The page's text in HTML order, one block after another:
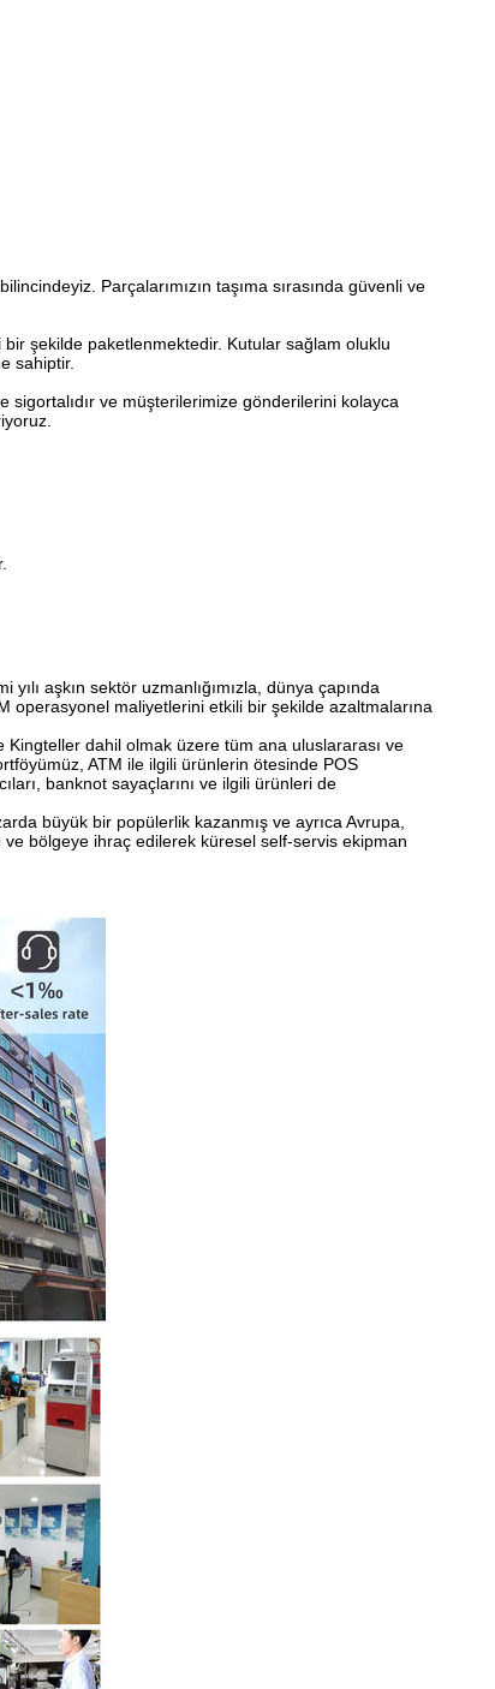
Parçalarımızın taşıma sırasında güvenli ve
bir şekilde paketlenmektedir. Kutular sağlam oluklu
sahiptir.
sigortalıdır ve müşterilerimize gönderilerini kolayca
aşkın sektör uzmanlığımızla, dünya çapında
operasyonel maliyetlerini etkili bir şekilde azaltmalarına
dahil olmak üzere tüm ana uluslararası ve
ATM ile ilgili ürünlerin ötesinde POS
banknot sayaçlarını ve ilgili ürünleri de
büyük bir popülerlik kazanmış ve ayrıca Avrupa,
bölgeye ihraç edilerek küresel self-servis ekipman